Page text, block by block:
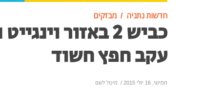
חדשות נתניה מבזקים
כביש 2 באזור
עקב חפץ חשוד
חמישי, 16 יולי 2015 / מיטל לשם